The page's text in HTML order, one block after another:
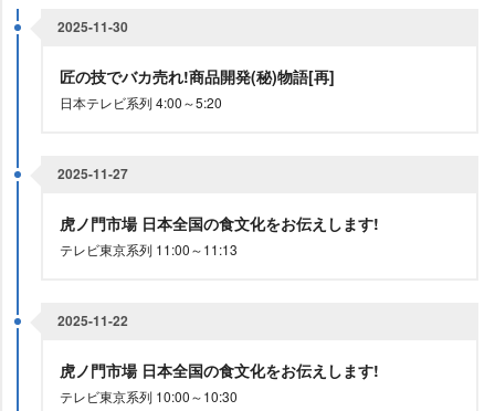
2025-11-30
匠の技でバカ売れ!商品開発(秘)物語[再]
日本テレビ系列 4:00～5:20
2025-11-27
虎ノ門市場 日本全国の食文化をお伝えします!
テレビ東京系列 11:00～11:13
2025-11-22
虎ノ門市場 日本全国の食文化をお伝えします!
テレビ東京系列 10:00～10:30